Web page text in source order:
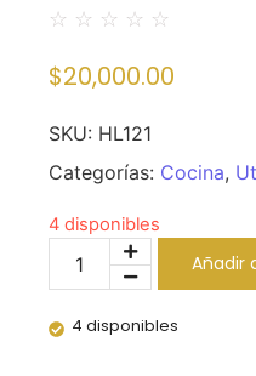
☆ ☆ ☆ ☆ ☆
$20,000.00
SKU: HL121
Categorías: Cocina,
4 disponibles
Añadir
4 disponibles